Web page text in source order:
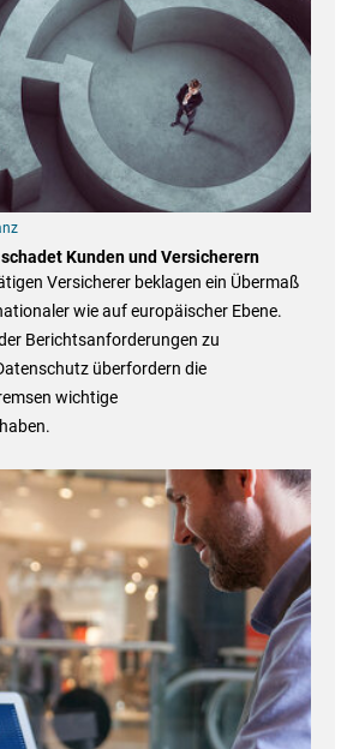
Kunden und Versicherern
Versicherer beklagen ein Übermaß
wie auf europäischer Ebene.
Berichtsanforderungen zu
überfordern die
wichtige